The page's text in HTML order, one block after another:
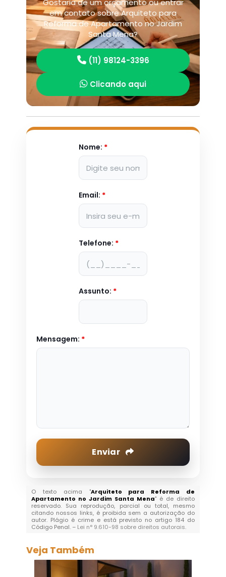
Gostaria de um orçamento ou entrar
em contato sobre Arquiteto para
Reforma de Apartamento no Jardim
Santa Mena?
(11) 98124-3396
Clicando aqui
Nome: *
Email: *
Telefone: *
Assunto: *
Mensagem: *
Enviar
O texto acima "Arquiteto para Reforma de
Apartamento no Jardim Santa Mena" é de direito
reservado. Sua reprodução, parcial ou total, mesmo
citando nossos links, é proibida sem a autorização do
autor. Plágio é crime e está previsto no artigo 184 do
Código Penal. – Lei n° 9.610-98 sobre direitos autorais.
Veja Também